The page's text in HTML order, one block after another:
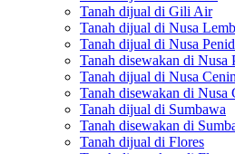
Tanah dijual di Gili Air
Tanah dijual di Nusa
Tanah dijual di Nusa
Tanah disewakan di Nusa
Tanah dijual di Nusa
Tanah disewakan di Nusa
Tanah dijual di Sumbawa
Tanah disewakan di
Tanah dijual di Flores